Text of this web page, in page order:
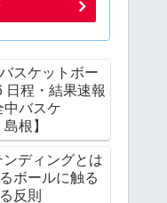
スケットボー
日程・結果速報
中バスケ
根】
ディングとは
ボールに触る
反則